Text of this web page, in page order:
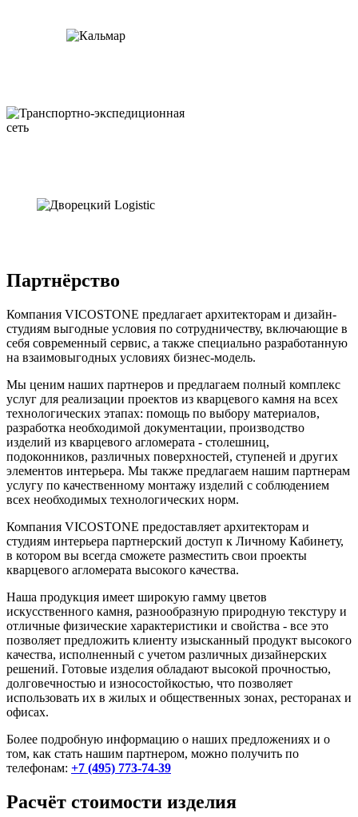
Партнёрство
Компания VICOSTONE предлагает архитекторам и дизайн-
студиям выгодные условия по сотрудничеству, включающие в
себя современный сервис, а также специально разработанную
на взаимовыгодных условиях бизнес-модель.
Мы ценим наших партнеров и предлагаем полный комплекс
услуг для реализации проектов из кварцевого камня на всех
технологических этапах: помощь по выбору материалов,
разработка необходимой документации, производство
изделий из кварцевого агломерата - столешниц,
подоконников, различных поверхностей, ступеней и других
элементов интерьера. Мы также предлагаем нашим партнерам
услугу по качественному монтажу изделий с соблюдением
всех необходимых технологических норм.
Компания VICOSTONE предоставляет архитекторам и
студиям интерьера партнерский доступ к Личному Кабинету,
в котором вы всегда сможете разместить свои проекты
кварцевого агломерата высокого качества.
Наша продукция имеет широкую гамму цветов
искусственного камня, разнообразную природную текстуру и
отличные физические характеристики и свойства - все это
позволяет предложить клиенту изысканный продукт высокого
качества, исполненный с учетом различных дизайнерских
решений. Готовые изделия обладают высокой прочностью,
долговечностью и износостойкостью, что позволяет
использовать их в жилых и общественных зонах, ресторанах и
офисах.
Более подробную информацию о наших предложениях и о
том, как стать нашим партнером, можно получить по
телефонам: +7 (495) 773-74-39
Расчёт стоимости изделия